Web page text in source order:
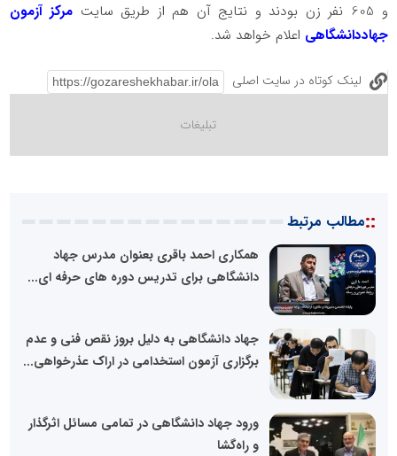
و 605 نفر زن بودند و نتایج آن هم از طریق سایت
مرکز آزمون
جهاددانشگاهی اعلام خواهد شد.
لینک کوتاه در سایت اصلی
::مطالب مرتبط
همکاری احمد باقری بعنوان مدرس جهاد
دانشگاهی برای تدریس دوره های حرفه ای...
جهاد دانشگاهی به دلیل بروز نقص فنی و عدم
برگزاری آزمون استخدامی در اراک عذرخواهی...
ورود جهاد دانشگاهی در تمامی مسائل اثرگذار
و راه‌گشا